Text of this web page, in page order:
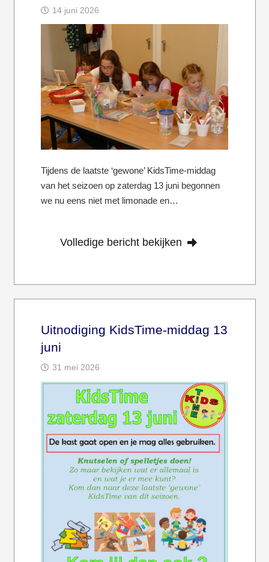
14 juni 2026
Tijdens de laatste ‘gewone’ KidsTime-middag
van het seizoen op zaterdag 13 juni begonnen
we nu eens niet met limonade en…
Volledige bericht bekijken
Uitnodiging KidsTime-middag 13
juni
31 mei 2026